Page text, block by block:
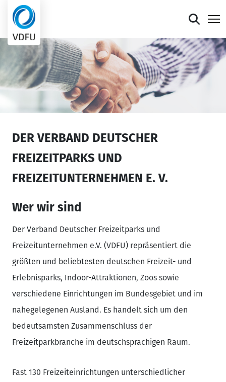
Mitgliederportal
Verband
Mitglieder
Presse
Termine
Die faire Sieben
DER VERBAND DEUTSCHER
FREIZEITPARKS UND
FREIZEITUNTERNEHMEN E. V.
Wer wir sind
Der Verband Deutscher Freizeitparks und
Freizeitunternehmen e.V. (VDFU) repräsentiert die
größten und beliebtesten deutschen Freizeit- und
Erlebnisparks, Indoor-Attraktionen, Zoos sowie
verschiedene Einrichtungen im Bundesgebiet und im
nahegelegenen Ausland. Es handelt sich um den
bedeutsamsten Zusammenschluss der
Freizeitparkbranche im deutschsprachigen Raum.
Fast 130 Freizeiteinrichtungen unterschiedlicher